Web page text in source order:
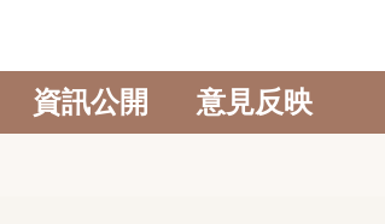
資訊公開 意見反映